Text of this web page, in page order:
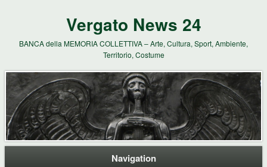
Vergato News 24
BANCA della MEMORIA COLLETTIVA – Arte, Cultura, Sport, Ambiente,
Territorio, Costume
Navigation